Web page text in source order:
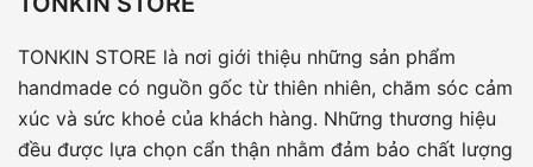
TONKIN STORE là nơi giới thiệu những sản phẩm
handmade có nguồn gốc từ thiên nhiên, chăm sóc cảm
xúc và sức khoẻ của khách hàng. Những thương hiệu
đều được lựa chọn cẩn thận nhằm đảm bảo chất lượng